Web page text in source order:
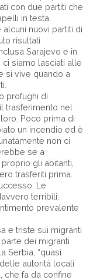
con due partiti che
in testa.
alcuni nuovi partiti di
risultati
Sarajevo e in
ci siamo lasciati alle
si vive quando a
profughi di
trasferimento nel
Poco prima di
un incendio ed è
non ci
se a
gli abitanti,
trasferiti prima.
Le
terribili:
prevalente
e triste sui migranti
dei migranti
Serbia, “quasi
autorità locali
che fa da confine